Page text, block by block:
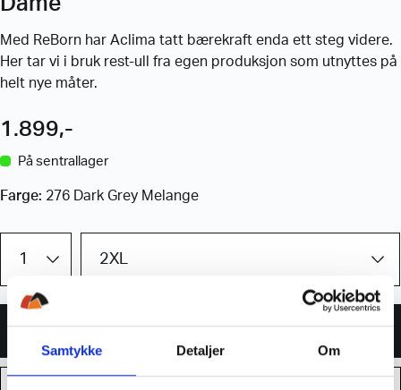
Samtykke Detaljer Om
Med ReBorn har Aclima tatt bærekraft enda ett steg videre.
Her tar vi i bruk rest-ull fra egen produksjon som utnyttes på
helt nye måter.
1.899,-
På sentrallager
Farge: 276 Dark Grey Melange
Reborn
Terry
Jacket
W
Dame
Legg i handlekurven